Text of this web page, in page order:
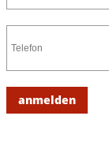
anmelden